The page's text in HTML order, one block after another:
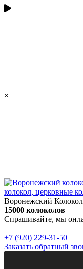
×
Воронежский
15000 колоколов
Спрашивайте, мы
+7 (920) 229-31-50
Заказать обратный